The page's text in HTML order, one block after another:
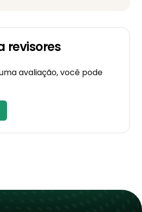
revisores
avaliação, você pode